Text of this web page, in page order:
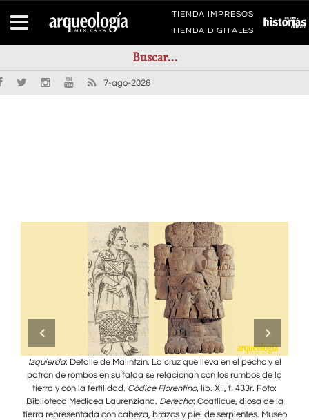
TIENDA IMPRESOS
TIENDA DIGITALES
7-ago-2026
Izquierda: Detalle de Malintzin. La cruz que lleva en el pecho y el
patrón de rombos en su falda se relacionan con los rumbos de la
tierra y con la fertilidad. Códice Florentino, lib. XII, f. 433r. Foto:
Biblioteca Medicea Laurenziana. Derecha: Coatlicue, diosa de la
tierra representada con cabeza, brazos y piel de serpientes. Museo